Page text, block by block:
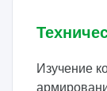
Изучение